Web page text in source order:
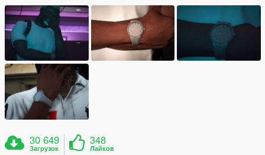
30 649
Загрузок
348
Лайков